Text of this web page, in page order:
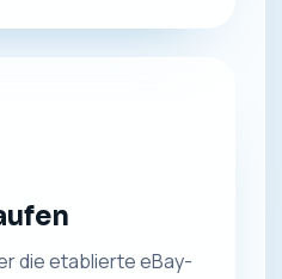
die etablierte eBay-